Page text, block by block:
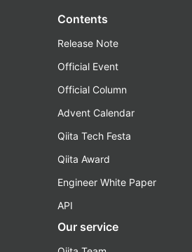
Contents
Release Note
Official Event
Official Column
Advent Calendar
Qiita Tech Festa
Qiita Award
Engineer White Paper
API
Our service